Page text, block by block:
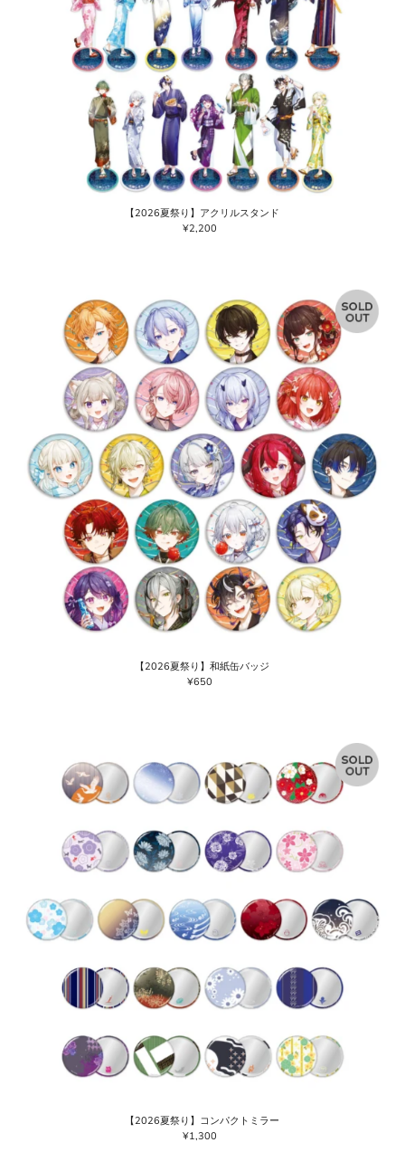
【2026夏祭り】アクリルスタンド
通
¥2,200
【2026夏祭り】和紙缶バッジ
通
¥650
【2026夏祭り】コンパクトミラー
通
¥1,300